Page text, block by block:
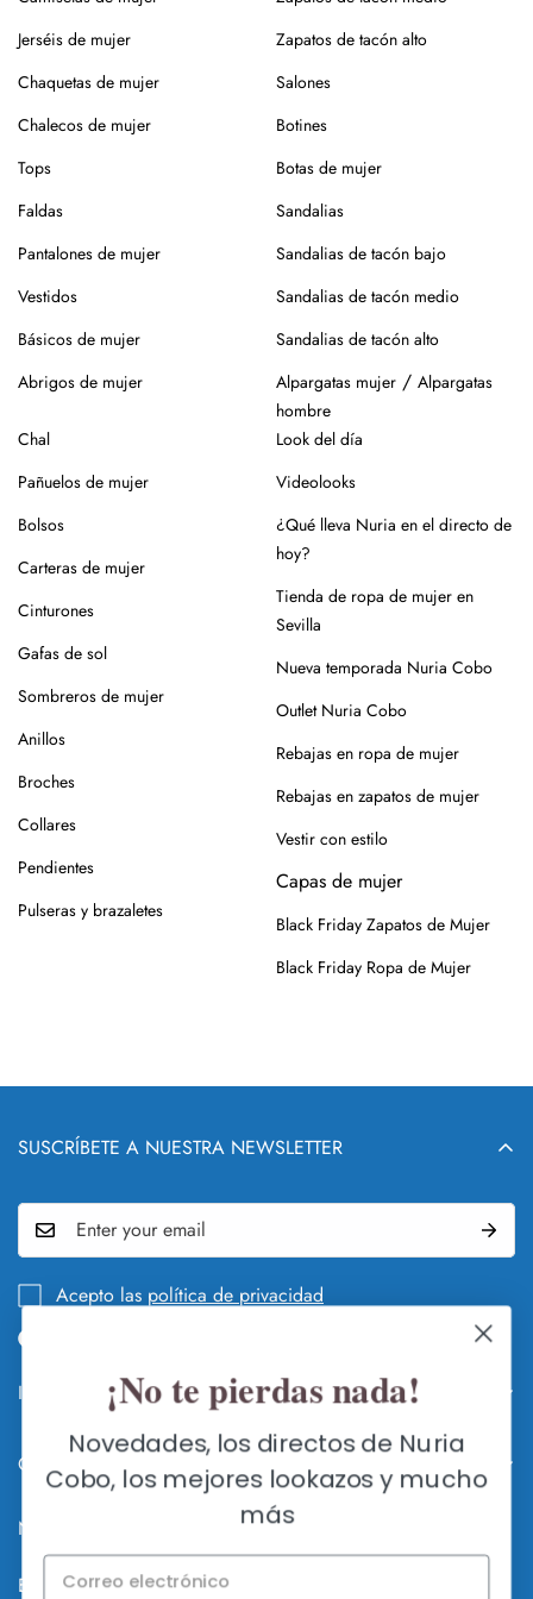
color.
¿Vas a usar lavadora? Elige un programa delicado en frío,
puedan dañar el tejido.
Para el planchado, utiliza temperatura media y, si puedes,
plancha del revés. Así evitarás brillos o marcas.
Evita la exposición directa al sol durante mucho tiempo.
de la prenda.
Para los zapatos:
Nuestros zapatos están hechos con materiales naturales
como piel o yute, que requieren cuidados específicos.
suciedad, limpiar con un paño ligeramente húmedo y
productos específicos para calzado de piel. Guarda en
lugar seco y con forma (relleno de papel o con horma),
alejados de fuentes de calor.
Para los modelos de yute, evita mojar la suela. En caso de
roce, usa un cepillo suave en seco.
Siempre es mejor guardarlos en su caja o funda de tela,
para que se conserven como el primer día.
Si tienes alguna duda, puedes consultarnos.
Jerséis de mujer
Chaquetas de mujer
Chalecos de mujer
Tops
Faldas
Pantalones de mujer
Vestidos
Básicos de mujer
Abrigos de mujer
Zapatos de tacón alto
Salones
Botines
Botas de mujer
Sandalias
Sandalias de tacón bajo
Sandalias de tacón medio
Sandalias de tacón alto
Alpargatas mujer / Alpargatas
hombre
Chal
Pañuelos de mujer
Bolsos
Carteras de mujer
Cinturones
Gafas de sol
Sombreros de mujer
Anillos
Broches
Collares
Pendientes
Pulseras y brazaletes
Look del día
Videolooks
¿Qué lleva Nuria en el directo de
hoy?
Tienda de ropa de mujer en
Sevilla
Nueva temporada Nuria Cobo
Outlet Nuria Cobo
Rebajas en ropa de mujer
Rebajas en zapatos de mujer
Vestir con estilo
Capas de mujer
Black Friday Zapatos de Mujer
Black Friday Ropa de Mujer
SUSCRÍBETE A NUESTRA NEWSLETTER
Acepto las política de privacidad
Info legal y DEVOLUCIONES
QUIÉN Y QUÉ ES NURIA COBO
GUÍA DE CAMBIOS Y DEVOLUCIONES
HACER UN CAMBIO O DEVOLUCIÓN
ENVÍOS A TODO EL MUNDO
Contacte con nosotros
FLAGSHIP STORE SEVILLA
C/ Méndez Núñez 7, 41001 Sevilla
Lunes a Sábados: AGOSTO CERRADA POR VACACIONES
Online abierto 24h. en www.nuriacobo.com
Nuria Cobo, Zapatos de Fiesta Online © 2026
Español
¡No te pierdas nada!
Novedades, los directos de Nuria
Cobo, los mejores lookazos y mucho
más